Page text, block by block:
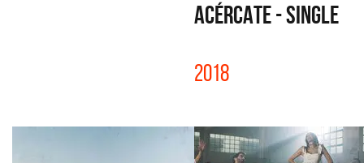
ACÉRCATE - SINGLE
2018